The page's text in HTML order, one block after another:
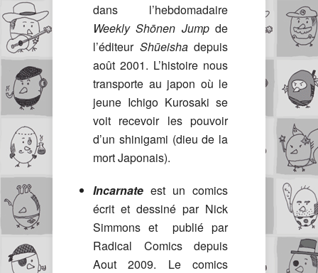
dans l’hebdomadaire
Weekly Shōnen Jump de
l’éditeur Shūeishadepuis
août 2001. L’histoire nous
transporte au japon où le
jeune Ichigo Kurosaki se
voit recevoir les pouvoir
d’un shinigami (dieu de la
mort Japonais).
Incarnate est un comics
écrit et dessiné par Nick
Simmons et publié par
Radical Comics depuis
Aout 2009. Le comics